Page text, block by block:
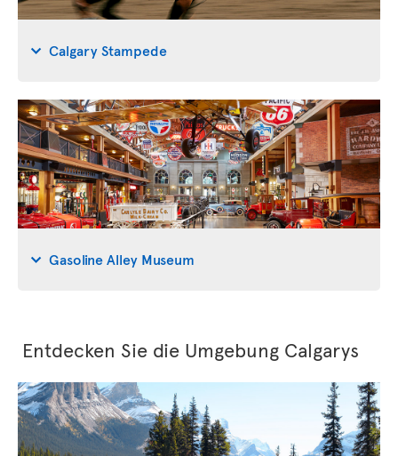
Calgary Stampede
Gasoline Alley Museum
Entdecken Sie die Umgebung Calgarys